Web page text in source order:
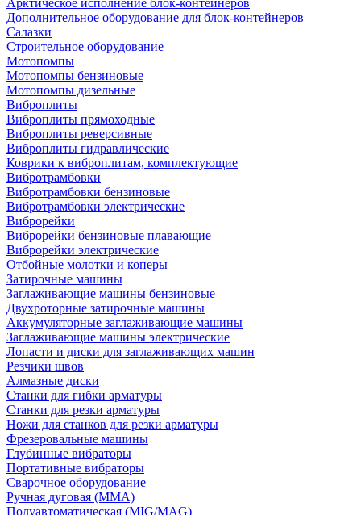
Арктическое исполнение блок-контейнеров
Дополнительное оборудование для блок-контейнеров
Салазки
Строительное оборудование
Мотопомпы
Мотопомпы бензиновые
Мотопомпы дизельные
Виброплиты
Виброплиты прямоходные
Виброплиты реверсивные
Виброплиты гидравлические
Коврики к виброплитам, комплектующие
Вибротрамбовки
Вибротрамбовки бензиновые
Вибротрамбовки электрические
Виброрейки
Виброрейки бензиновые плавающие
Виброрейки электрические
Отбойные молотки и коперы
Затирочные машины
Заглаживающие машины бензиновые
Двухроторные затирочные машины
Аккумуляторные заглаживающие машины
Заглаживающие машины электрические
Лопасти и диски для заглаживающих машин
Резчики швов
Алмазные диски
Станки для гибки арматуры
Станки для резки арматуры
Ножи для станков для резки арматуры
Фрезеровальные машины
Глубинные вибраторы
Портативные вибраторы
Сварочное оборудование
Ручная дуговая (MMA)
Полуавтоматическая (MIG/MAG)